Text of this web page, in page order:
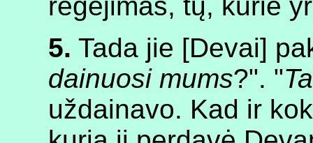
5. Tada jie [Devai]
dainuosi mums?". "
uždainavo. Kad ir